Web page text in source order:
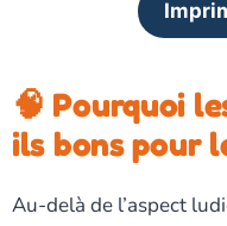
🧠 Pourquoi
ils bons pour
Au-delà de l’aspect